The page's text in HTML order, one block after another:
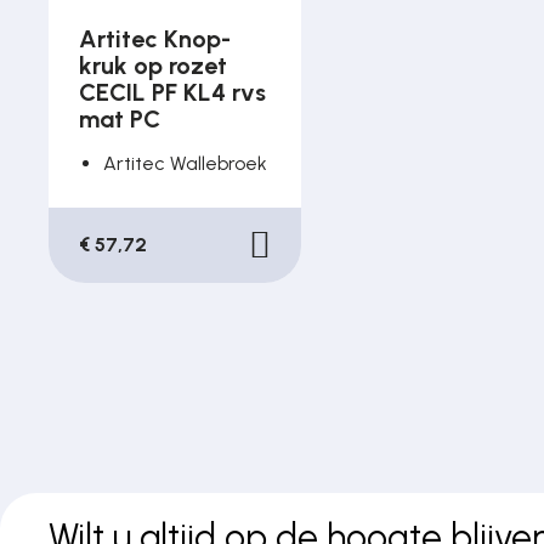
Artitec Knop-
kruk op rozet
CECIL PF KL4 rvs
mat PC
Artitec Wallebroek
€ 57,72